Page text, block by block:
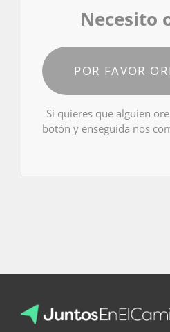
Necesito
POR FAVOR
Si quieres que alguien
botón y enseguida nos